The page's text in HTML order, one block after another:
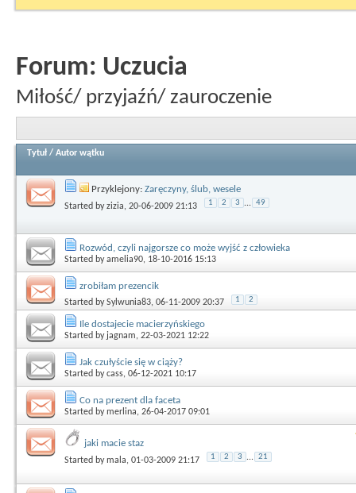
Forum: Uczucia
Miłość/ przyjaźń/ zauroczenie
Tytuł / Autor wątku
Przyklejony: Zaręczyny, ślub, wesele
Started byzizia, 20-06-2009 21:13 1 2 3 ... 49
Rozwód, czyli najgorsze co może wyjść z człowieka
Started byamelia90, 18-10-2016 15:13
zrobiłam prezencik
Started bySylwunia83, 06-11-2009 20:37 1 2
Ile dostajecie macierzyńskiego
Started by jagnam, 22-03-2021 12:22
Jak czułyście się w ciąży?
Started bycass, 06-12-2021 10:17
Co na prezent dla faceta
Started bymerlina, 26-04-2017 09:01
jaki macie staz
Started bymala, 01-03-2009 21:17 1 2 3 ... 21